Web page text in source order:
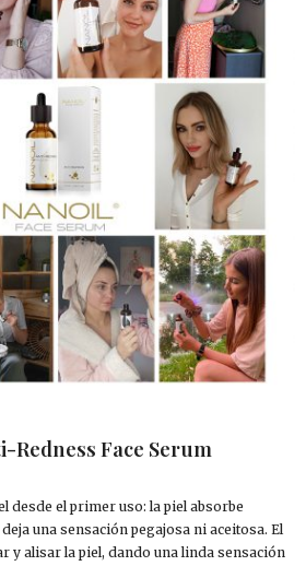
Redness Face Serum
desde el primer uso: la piel absorbe
una sensación pegajosa ni aceitosa. El
y alisar la piel, dando una linda sensación